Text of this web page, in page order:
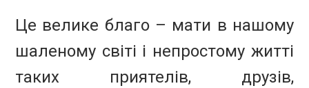
Це велике благо – мати в нашому
шаленому світі і непростому житті
таких приятелів, друзів,